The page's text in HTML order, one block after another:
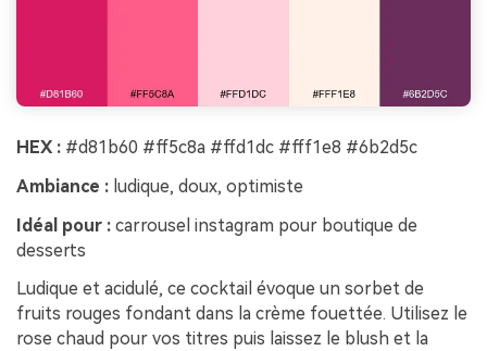
HEX : #d81b60 #ff5c8a #ffd1dc #fff1e8 #6b2d5c
Ambiance : ludique, doux, optimiste
Idéal pour : carrousel instagram pour boutique de
desserts
Ludique et acidulé, ce cocktail évoque un sorbet de
fruits rouges fondant dans la crème fouettée. Utilisez le
rose chaud pour vos titres puis laissez le blush et la